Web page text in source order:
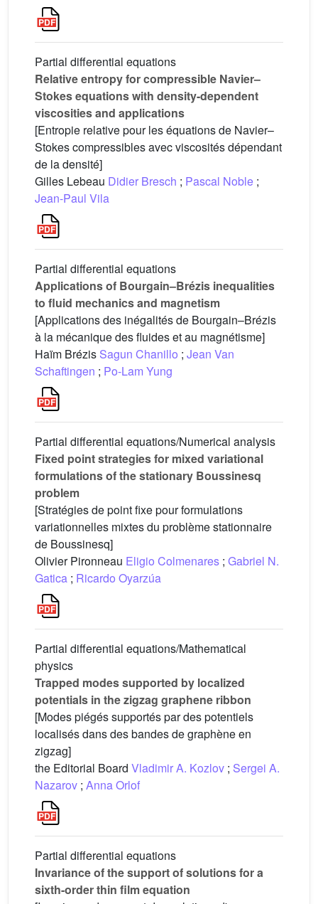
Partial differential equations
Relative entropy for compressible Navier–
Stokes equations with density-dependent
viscosities and applications
[Entropie relative pour les équations de Navier–
Stokes compressibles avec viscosités dépendant
de la densité]
Gilles Lebeau Didier Bresch ; Pascal Noble ;
Jean-Paul Vila
Partial differential equations
Applications of Bourgain–Brézis inequalities
to fluid mechanics and magnetism
[Applications des inégalités de Bourgain–Brézis
à la mécanique des fluides et au magnétisme]
Haïm Brézis Sagun Chanillo ; Jean Van
Schaftingen ; Po-Lam Yung
Partial differential equations/Numerical analysis
Fixed point strategies for mixed variational
formulations of the stationary Boussinesq
problem
[Stratégies de point fixe pour formulations
variationnelles mixtes du problème stationnaire
de Boussinesq]
Olivier Pironneau Eligio Colmenares ; Gabriel N.
Gatica ; Ricardo Oyarzúa
Partial differential equations/Mathematical
physics
Trapped modes supported by localized
potentials in the zigzag graphene ribbon
[Modes piégés supportés par des potentiels
localisés dans des bandes de graphène en
zigzag]
the Editorial Board Vladimir A. Kozlov ; Sergei A.
Nazarov ; Anna Orlof
Partial differential equations
Invariance of the support of solutions for a
sixth-order thin film equation